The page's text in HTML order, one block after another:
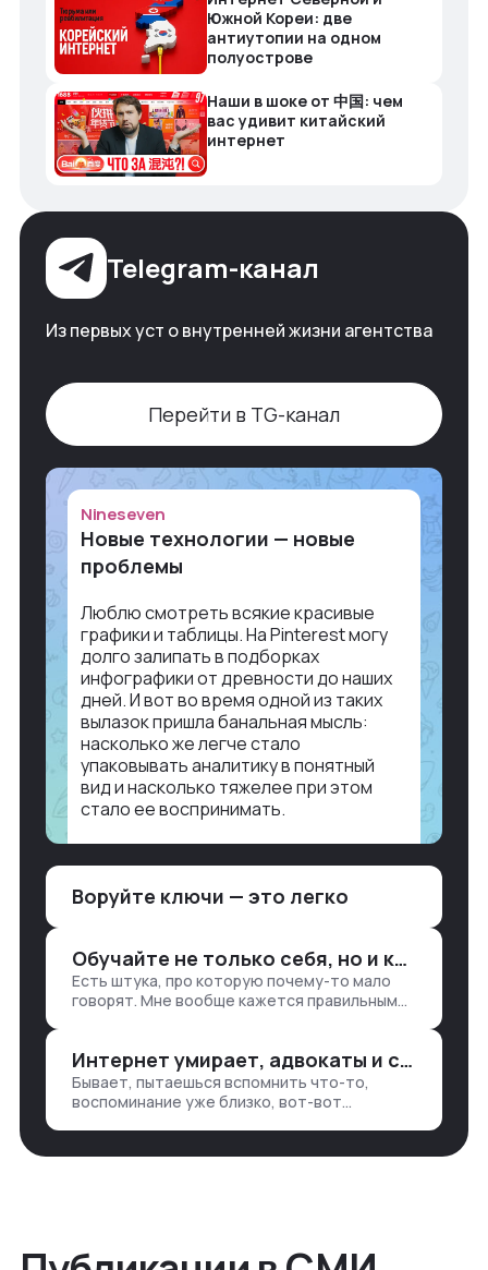
Южной Кореи: две
антиутопии на одном
полуострове
Наши в шоке от 中国: чем
вас удивит китайский
интернет
Telegram-канал
Из первых уст о внутренней жизни агентства
Перейти в TG-канал
Nineseven
Новые технологии — новые
проблемы
Люблю смотреть всякие красивые
графики и таблицы. На Pinterest могу
долго залипать в подборках
инфографики от древности до наших
дней. И вот во время одной из таких
вылазок пришла банальная мысль:
насколько же легче стало
упаковывать аналитику в понятный
вид и насколько тяжелее при этом
стало ее воспринимать.
Объясню в разрезе нашей работы.
Чтобы создать дашборд со всякой
аналитикой лет 15 назад, нужно было:
продажи, заявки, прогресс по проекту
— все ручками
Воруйте ключи — это легко
Обучайте не только себя, но и клиентов
Есть штука, про которую почему-то мало
говорят. Мне вообще кажется правильным
хватаешь у клиента: е…
Интернет умирает, адвокаты и судьи в растерянности, а я хочу песню
Бывает, пытаешься вспомнить что-то,
воспоминание уже близко, вот-вот
неделями, если сильно не повезе…